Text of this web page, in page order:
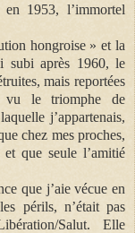
1953, l’immortel
hongroise » et la
subi après 1960, le
mais reportées
le triomphe de
j’appartenais,
chez mes proches,
que seule l’amitié
que j’aie vécue en
périls, n’était pas
Salut. Elle